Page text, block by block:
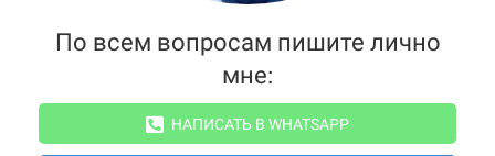
По всем вопросам пишите лично
мне:
НАПИСАТЬ В WHATSAPP